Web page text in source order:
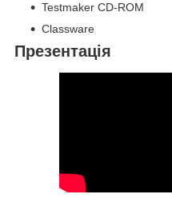
Testmaker CD-ROM
Classware
Презентація